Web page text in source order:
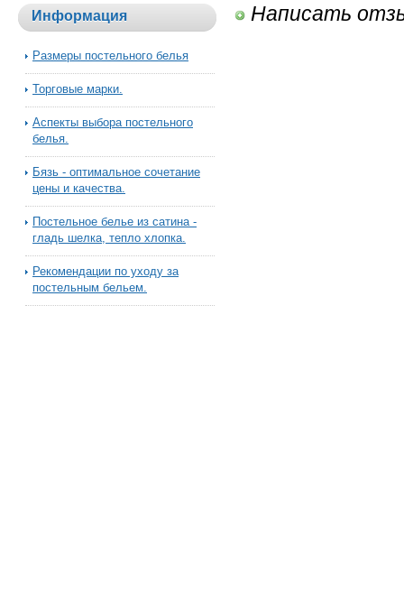
Информация
Размеры постельного белья
Торговые марки.
Аспекты выбора постельного
белья.
Бязь - оптимальное сочетание
цены и качества.
Постельное белье из сатина -
гладь шелка, тепло хлопка.
Рекомендации по уходу за
постельным бельем.
Написать